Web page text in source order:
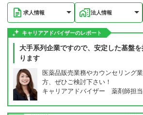
求人情報 法人情報
キャリアアドバイザーのレポート
大手系列企業ですので、安定した基盤
ります
医薬品販売業務やカウンセリング
方、ぜひご検討下さい！
キャリアアドバイザー 薬剤師担当